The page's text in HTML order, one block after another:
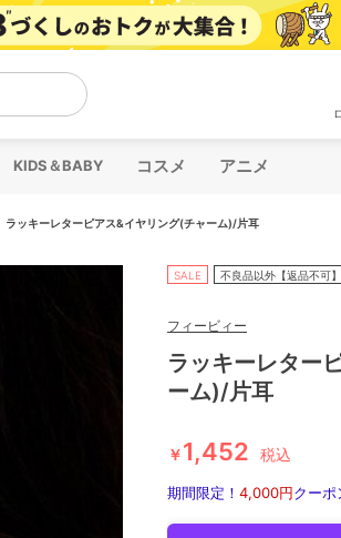
KIDS＆BABY コスメ アニメ
ラッキーレターピアス&イヤリング(チャーム)/片耳
SALE 不良品以外【返品不可】
フィービィー
ラッキーレター
ーム)/片耳
￥1,452 税込
期間限定！ 4,000円クー